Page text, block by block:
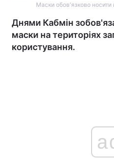
Маски обов'язково носити
Днями Кабмін
маски на територіях
користування.